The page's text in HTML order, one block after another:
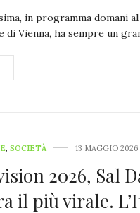
in programma domani
di Vienna, ha sempre un
, SOCIETÀ 13 MAGGIO 2026
2026, Sal
il più virale.